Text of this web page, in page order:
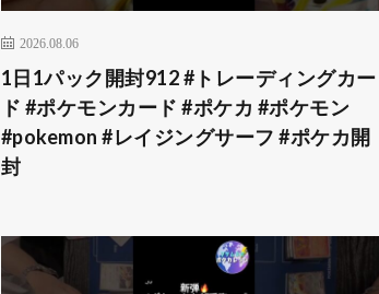
2026.08.06
1日1パック開封912 #トレーディングカー
ド #ポケモンカード #ポケカ #ポケモン
#pokemon #レイジングサーフ #ポケカ開
封